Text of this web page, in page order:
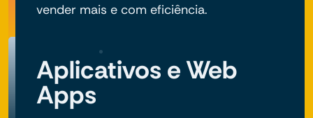
vender mais e com eficiência.
Aplicativos e Web
Apps